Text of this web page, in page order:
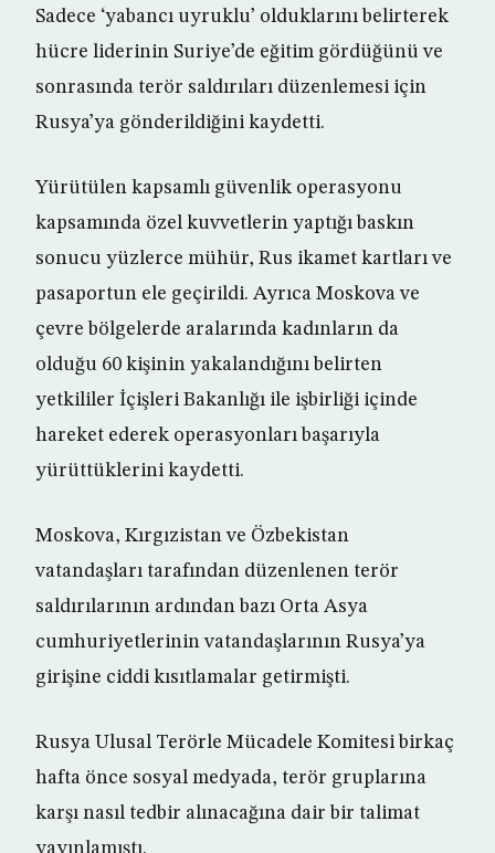
Sadece ‘yabancı uyruklu’ olduklarını belirterek
hücre liderinin Suriye’de eğitim gördüğünü ve
sonrasında terör saldırıları düzenlemesi için
Rusya’ya gönderildiğini kaydetti.
Yürütülen kapsamlı güvenlik operasyonu
kapsamında özel kuvvetlerin yaptığı baskın
sonucu yüzlerce mühür, Rus ikamet kartları ve
pasaportun ele geçirildi. Ayrıca Moskova ve
çevre bölgelerde aralarında kadınların da
olduğu 60 kişinin yakalandığını belirten
yetkililer İçişleri Bakanlığı ile işbirliği içinde
hareket ederek operasyonları başarıyla
yürüttüklerini kaydetti.
Moskova, Kırgızistan ve Özbekistan
vatandaşları tarafından düzenlenen terör
saldırılarının ardından bazı Orta Asya
cumhuriyetlerinin vatandaşlarının Rusya’ya
girişine ciddi kısıtlamalar getirmişti.
Rusya Ulusal Terörle Mücadele Komitesi birkaç
hafta önce sosyal medyada, terör gruplarına
karşı nasıl tedbir alınacağına dair bir talimat